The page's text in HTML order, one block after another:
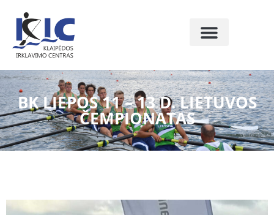
BK LIEPOS 11 – 13 D. LIETUVOS
ČEMPIONATAS